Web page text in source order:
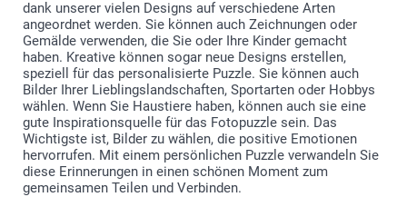
dank unserer vielen Designs auf verschiedene Arten
angeordnet werden. Sie können auch Zeichnungen oder
Gemälde verwenden, die Sie oder Ihre Kinder gemacht
haben. Kreative können sogar neue Designs erstellen,
speziell für das personalisierte Puzzle. Sie können auch
Bilder Ihrer Lieblingslandschaften, Sportarten oder Hobbys
wählen. Wenn Sie Haustiere haben, können auch sie eine
gute Inspirationsquelle für das Fotopuzzle sein. Das
Wichtigste ist, Bilder zu wählen, die positive Emotionen
hervorrufen. Mit einem persönlichen Puzzle verwandeln Sie
diese Erinnerungen in einen schönen Moment zum
gemeinsamen Teilen und Verbinden.